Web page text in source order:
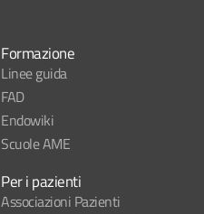
Formazione
Linee guida
FAD
Endowiki
Scuole AME
Per i pazienti
Associazioni Pazienti